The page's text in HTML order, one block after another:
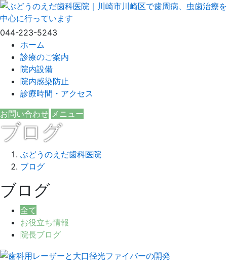
044-223-5243
ホーム
診療のご案内
院内設備
院内感染防止
診療時間・アクセス
お問い合わせ メニュー
ブログ
ぶどうのえだ歯科医院
ブログ
ブログ
全て
お役立ち情報
院長ブログ